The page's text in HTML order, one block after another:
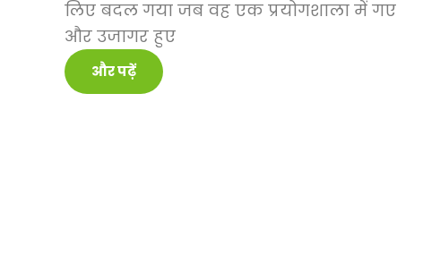
लिए बदल गया जब वह एक प्रयोगशाला में गए
और उजागर हुए
और पढ़ें